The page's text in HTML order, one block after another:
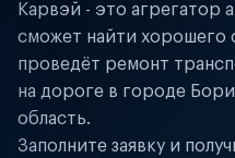
Карвэй - это агрегатор
сможет найти хорошего
проведёт ремонт
на дороге в городе
область.
Заполните заявку и